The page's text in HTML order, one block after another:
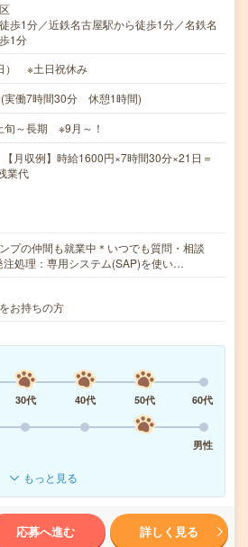
歩1分／近鉄名古屋駅から徒歩1分／名鉄名
1分
） ※土日祝休み
実働7時間30分 休憩1時間)
旬～長期 ※9月～！
月収例】時給1600円×7時間30分×21日＝
業代
プの仲間も就業中＊いつでも質問・相談
注処理：専用システム(SAP)を使い…
お持ちの方
30代 40代 50代
60代
男性
もっと見る
応募へ進む 詳しく見る